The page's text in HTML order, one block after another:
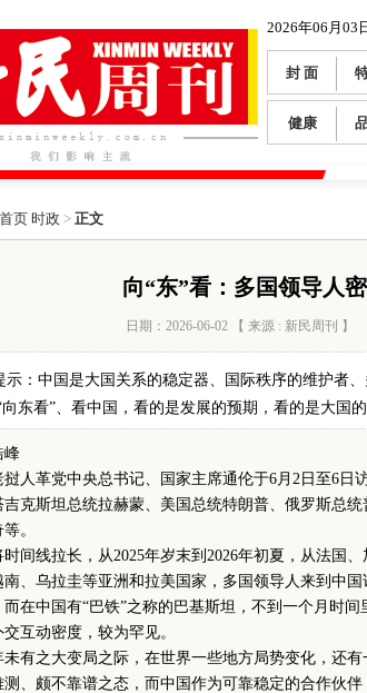
2026年06月03
封 面
健康
首页 时政 > 正文
向“东”看：多国领导人
日期：2026-06-02 【 来源 : 新民周刊 】
示：中国是大国关系的稳定器、国际秩序的维护者
东看”、看中国，看的是发展的预期，看的是大国
峰
革党中央总书记、国家主席通伦于6月2日至6日
吉克斯坦总统拉赫蒙、美国总统特朗普、俄罗斯总
。
线拉长，从2025年岁末到2026年初夏，从法国、
南、乌拉圭等亚洲和拉美国家，多国领导人来到中
在中国有“巴铁”之称的巴基斯坦，不到一个月时
互动密度，较为罕见。
之大变局之际，在世界一些地方局势变化，还有
测、颇不靠谱之态，而中国作为可靠稳定的合作伙